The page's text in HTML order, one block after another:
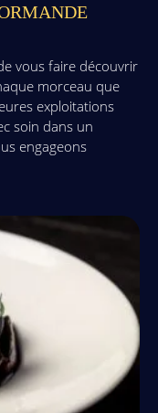
vous faire découvrir
morceau que
exploitations
soin dans un
engageons